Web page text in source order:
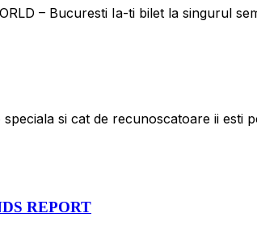
– Bucuresti Ia-ti bilet la singurul
speciala si cat de recunoscatoare ii
REPORT